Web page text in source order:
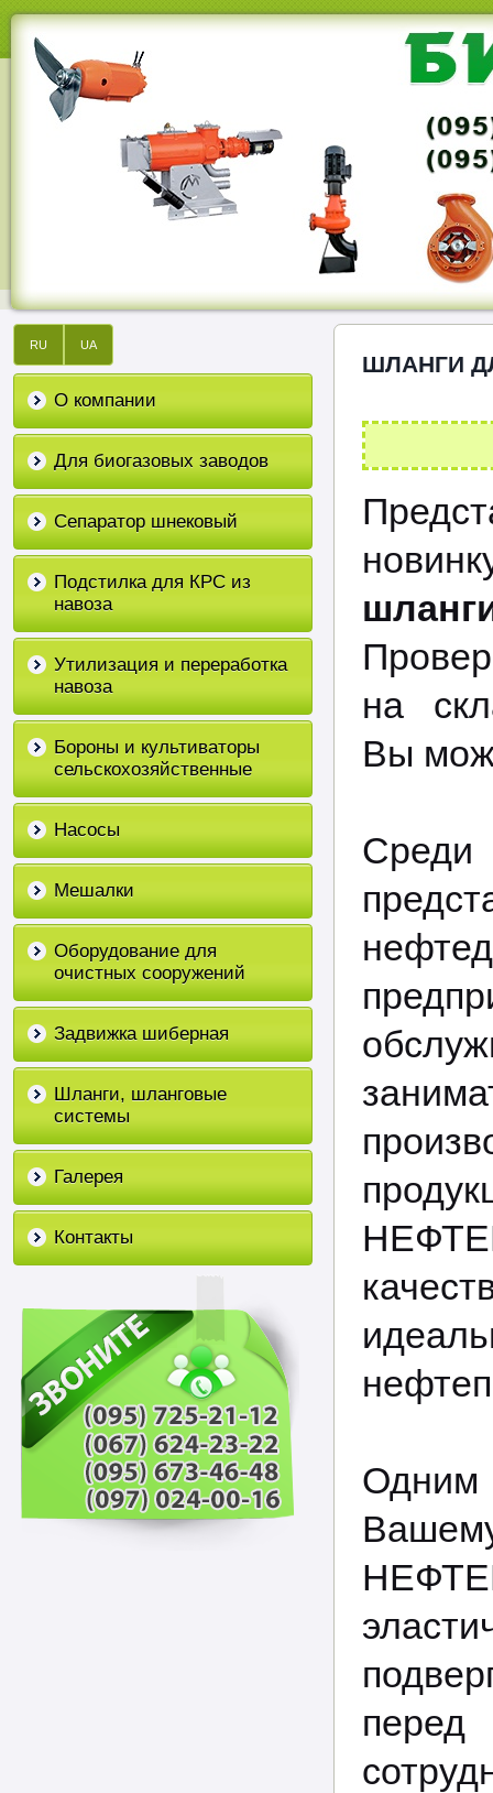
RU UA
О компании
Для биогазовых заводов
Сепаратор шнековый
Подстилка для КРС из
навоза
Утилизация и переработка
навоза
Бороны и культиваторы
сельскохозяйственные
Насосы
Мешалки
Оборудование для
очистных сооружений
Задвижка шиберная
Шланги, шланговые
системы
Галерея
Контакты
ШЛАНГИ
на
Вы
Среди
Одним